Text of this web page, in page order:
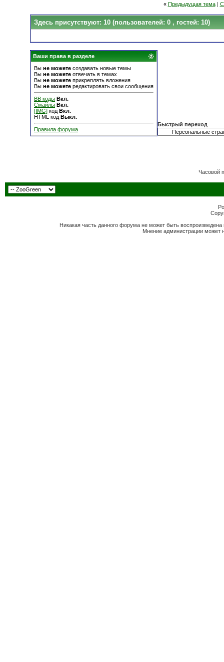
« Предыдущая тема|
Здесь присутствуют: 10 (пользователей: 0 , гостей: 10)
Ваши права в разделе
Вы не можете создавать новые темы
Вы не можете отвечать в темах
Вы не можете прикреплять вложения
Вы не можете редактировать свои сообщения
BB коды Вкл.
Смайлы Вкл.
[IMG] код Вкл.
HTML код Выкл.
Правила форума
Быстрый переход
Часовой
Никакая часть данного форума не может быть
Мнение администрации может